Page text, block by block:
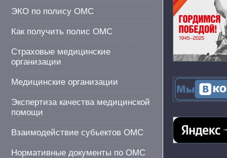
ЭКО по полису ОМС
Как получить полис ОМС
Страховые медицинские
организации
Медицинские организации
Экспертиза качества медицинской
помощи
Взаимодействие субьектов ОМС
Нормативные документы по ОМС